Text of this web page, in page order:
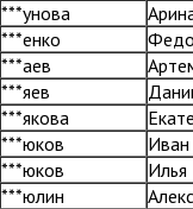
***унова
***енко
***аев
***яев
***якова
***юков
Иван
***юков
Илья
***юлин